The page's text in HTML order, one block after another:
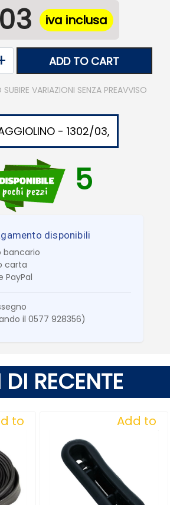
iva inclusa
ADD TO CART
VARIAZIONI SENZA PREAVVISO
- 1302/03,
5
disponibili
bancario
carta
PayPal
il 0577 928356)
RECENTE
to
Add to